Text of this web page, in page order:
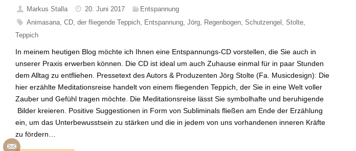
Markus Stalla 20. Juni 2017
Entspannung
Animasana,CD,der fliegende Teppich, Entspannung,Jörg, Regenbogen,Schutzengel ,Stolte,
Teppich
In meinem heutigen Blog möchte ich Ihnen eine Entspannungs-CD vorstellen, die Sie auch in
unserer Praxis erwerben können. Die CD ist ideal um auch Zuhause einmal für in paar Stunden
dem Alltag zu entfliehen. Pressetext des Autors & Produzenten Jörg Stolte (Fa. Musicdesign): Die
hier erzählte Meditationsreise handelt von einem fliegenden Teppich, der Sie in eine Welt voller
Zauber und Gefühl tragen möchte. Die Meditationsreise lässt Sie symbolhafte und beruhigende
Bilder kreieren. Positive Suggestionen in Form von Subliminals fließen am Ende der Erzählung
ein, um das Unterbewusstsein zu stärken und die in jedem von uns vorhandenen inneren Kräfte
zu fördern…